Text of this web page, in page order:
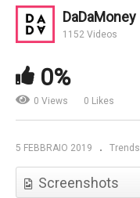
DaDaMoney
1152 Videos
0%
0 Views 0 Likes
5 FEBBRAIO 2019 Trends
Screenshots